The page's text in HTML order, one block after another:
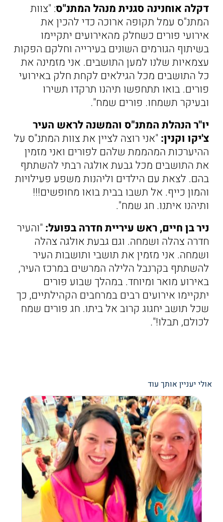
דקלה אוחנינה סגנית מנהל המתנ"ס: "צוות
המתנ"ס עמל תקופה ארוכה כדי להכין את
אירועי פורים כשחלק מהאירועים יתקיימו
בשיתוף הגורמים השונים בעירייה וחלקם הפקות
עצמאיות שלנו למען התושבים. אני מזמינה את
כל התושבים מכל הגילאים לקחת חלק באירועי
פורים. בואו תתחפשו תיהנו תרקדו תשירו
ובעיקר תשמחו. פורים שמח".
יו"ר הנהלת המתנ"ס והמשנה לראש העיר
צ'יקו וקנין: "אני רוצה לציין את צוות המתנ"ס על
ההיערכות המהממת שלהם לפורים ואני מזמין
את התושבים מכל גבעת אולגה רבתי להשתתף
בהם. לצאת עם הילדים וליהנות משפע פעילויות
והמון כייף. אל תשבו בבית בואו מחופשים!!!
ותיהנו איתנו. חג שמח".
ניר בן חיים, ראש עיריית חדרה בפועל: "והעיר
חדרה צהלה ושמחה. וגם גבעת אולגה צהלה
ושמחה. אני מזמין את תושבי ותושבות העיר
להשתתף בקרנבל הלילה המרשים במרכז העיר,
באירוע מואר ומיוחד. במהלך שבוע פורים
יתקיימו אירועים רבים במרחבים הקהילתיים, כך
שכל תושב יחגוג קרוב אל ביתו. חג פורים שמח
לכולם, תבלו!".
אולי יעניין אותך עוד